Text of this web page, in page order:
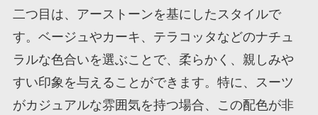
二つ目は、アーストーンを基にしたスタイルで
す。ベージュやカーキ、テラコッタなどのナチュ
ラルな色合いを選ぶことで、柔らかく、親しみや
すい印象を与えることができます。特に、スーツ
がカジュアルな雰囲気を持つ場合、この配色が非